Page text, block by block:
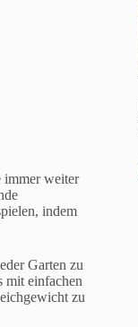
immer weiter
indem
Garten zu
mit einfachen
zu